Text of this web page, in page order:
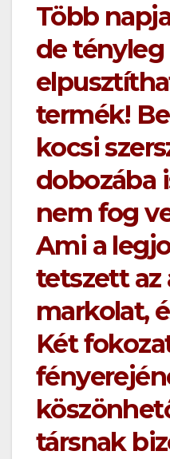
Több
de tényleg
termék!
kocsi
dobozába
nem fog
Ami a
tetszett az
markolat,
Két
társnak